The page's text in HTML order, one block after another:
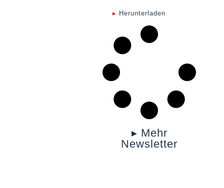
▸ Herunterladen
▸ Mehr
Newsletter